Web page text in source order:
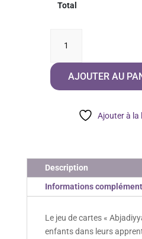
Total
Abjadiyya
AJOUTER AU
Ajouter à la
Description
Informations
Le jeu de cartes «
enfants dans leurs